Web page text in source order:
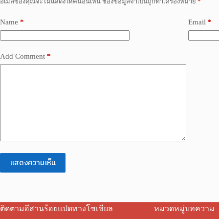
Name * Email *
Add Comment *
แสดงความเห็น
ติดตามอีสานร้อยแปดทางโซเชียล หมวดหมู่บทความ